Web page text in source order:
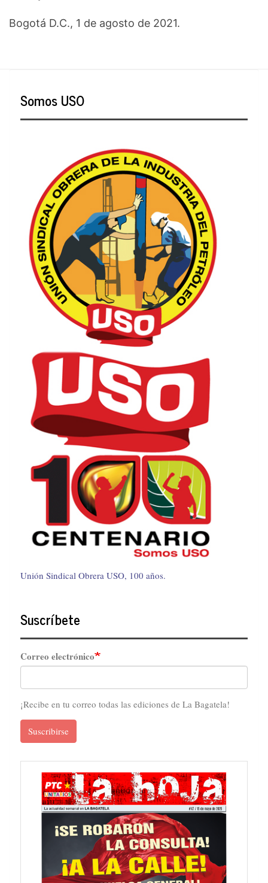
Bogotá D.C., 1 de agosto de 2021.
Somos USO
Unión Sindical Obrera USO, 100 años.
Suscríbete
Correo electrónico
¡Recibe en tu correo todas las ediciones de La Bagatela!
Suscribirse